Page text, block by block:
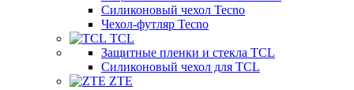
Силиконовый чехол Tecno
Чехол-футляр Tecno
TCL
Защитные пленки и стекла TCL
Силиконовый чехол для TCL
ZTE